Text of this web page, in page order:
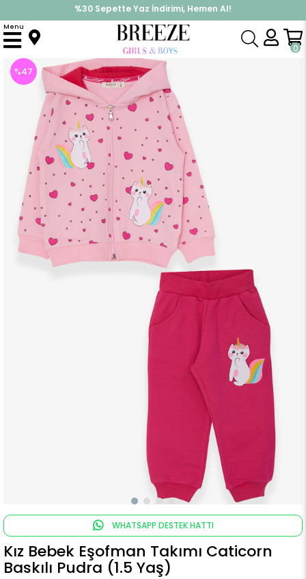
%30 Sepette Yaz İndirimi, Hemen Al!
İndirimlere ek %10 İndirimi Kap, Hemen Üye Ol!
0
Menu
Anasayfa Takımlar Eşofman Takımı Kız Bebek Eşofman Takımı Caticorn Baskılı Pudra (1.5 Yaş)
%47
WHATSAPP DESTEK HATTI
Kız Bebek Eşofman Takımı Caticorn
Baskılı Pudra (1.5 Yaş)